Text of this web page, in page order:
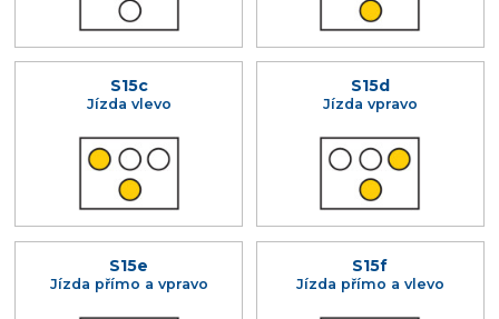
S15c
Jízda vlevo
S15d
Jízda vpravo
S15e
Jízda přímo a vpravo
S15f
Jízda přímo a vlevo